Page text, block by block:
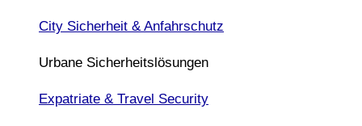
City Sicherheit & Anfahrschutz
Urbane Sicherheitslösungen
Expatriate & Travel Security